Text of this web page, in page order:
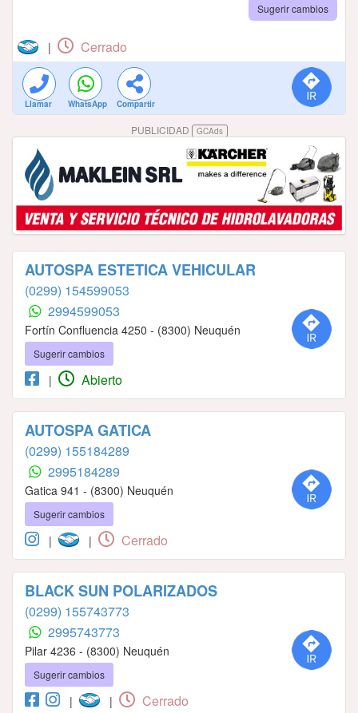
Sugerir cambios
| Cerrado
Llamar WhatsApp Compartir
PUBLICIDAD GCAds
AUTOSPA ESTETICA VEHICULAR
(0299) 154599053
2994599053
Fortín Confluencia 4250 - (8300) Neuquén
Sugerir cambios
| Abierto
AUTOSPA GATICA
(0299) 155184289
2995184289
Gatica 941 - (8300) Neuquén
Sugerir cambios
| | Cerrado
BLACK SUN POLARIZADOS
(0299) 155743773
2995743773
Pilar 4236 - (8300) Neuquén
Sugerir cambios
| | Cerrado